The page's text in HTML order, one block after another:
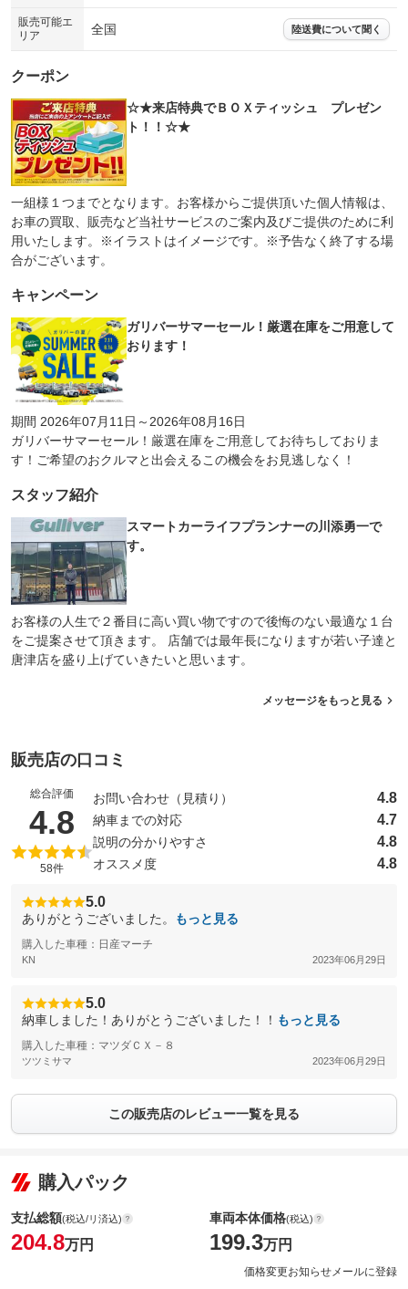
販売可能エ
リア
全国 陸送費について聞く
クーポン
☆★来店特典でＢＯＸティッシュ プレゼン
ト！！☆★
一組様１つまでとなります。お客様からご提供頂いた個人情報は、
お車の買取、販売など当社サービスのご案内及びご提供のために利
用いたします。※イラストはイメージです。※予告なく終了する場
合がございます。
キャンペーン
ガリバーサマーセール！厳選在庫をご用意して
おります！
期間 2026年07月11日～2026年08月16日
ガリバーサマーセール！厳選在庫をご用意してお待ちしておりま
す！ご希望のおクルマと出会えるこの機会をお見逃しなく！
スタッフ紹介
スマートカーライフプランナーの川添勇一で
す。
お客様の人生で２番目に高い買い物ですので後悔のない最適な１台
をご提案させて頂きます。 店舗では最年長になりますが若い子達と
唐津店を盛り上げていきたいと思います。
メッセージをもっと見る
販売店の口コミ
総合評価
4.8 （5点満点中）
58件
お問い合わせ（見積り） 4.8
納車までの対応 4.7
説明の分かりやすさ 4.8
オススメ度 4.8
5.0
ありがとうございました。 もっと見る
購入した車種：日産マーチ
KN 2023年06月29日
5.0
納車しました！ありがとうございました！！ もっと見る
購入した車種：マツダＣＸ－８
ツツミサマ 2023年06月29日
この販売店のレビュー一覧を見る
購入パック
支払総額(税込/リ済込)
204.8万円
車両本体価格(税込)
199.3万円
価格変更お知らせメールに登録